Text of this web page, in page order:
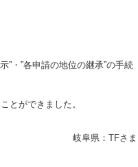
”・”各申請の地位の継承”の手続
とができました。
岐阜県：TFさま